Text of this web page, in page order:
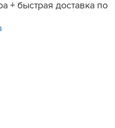
+ быстрая доставка по